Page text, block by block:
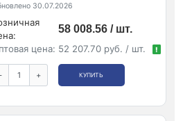
30.07.2026
58 008.56 / шт.
цена: 52 207.70 руб. / шт. !
+ КУПИТЬ